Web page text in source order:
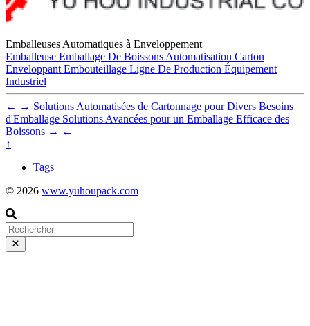
Emballeuses Automatiques à Enveloppement
Emballeuse Emballage De Boissons Automatisation Carton
Enveloppant Embouteillage Ligne De Production Équipement
Industriel
← → Solutions Automatisées de Cartonnage pour Divers Besoins
d'Emballage Solutions Avancées pour un Emballage Efficace des
Boissons → ←
↑
Tags
© 2026 www.yuhoupack.com